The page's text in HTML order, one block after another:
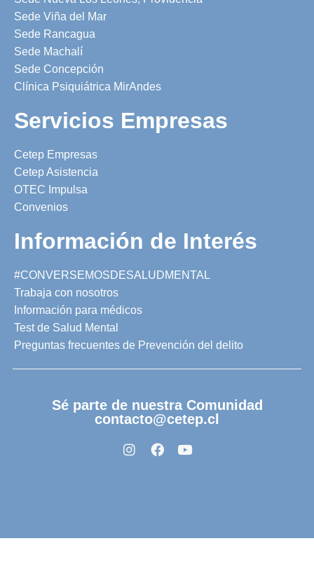
Sede Viña del Mar
Sede Rancagua
Sede Machalí
Sede Concepción
Clínica Psiquiátrica MirAndes
Servicios Empresas
Cetep Empresas
Cetep Asistencia
OTEC Impulsa
Convenios
Información de Interés
#CONVERSEMOSDESALUDMENTAL
Trabaja con nosotros
Información para médicos
Test de Salud Mental
Preguntas frecuentes de Prevención del delito
Sé parte de nuestra Comunidad
contacto@cetep.cl